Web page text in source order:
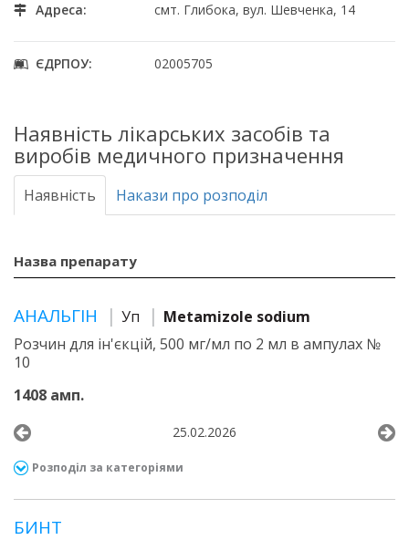
Адреса: смт. Глибока, вул. Шевченка, 14
ЄДРПОУ: 02005705
Наявність лікарських засобів та
виробів медичного призначення
Наявність Накази про розподіл
Назва препарату
АНАЛЬГІН Уп
Metamizole sodium
Розчин для ін'єкцій, 500 мг/мл по 2 мл в ампулах №
10
1408 амп.
25.02.2026
Розподіл за категоріями
БИНТ